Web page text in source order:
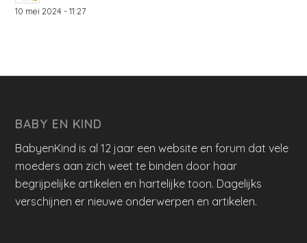
10 mei 2024 - 11:27
BABY EN KIND
BabyenKind is al 12 jaar een website en forum dat vele
moeders aan zich weet te binden door haar
begrijpelijke artikelen en hartelijke toon. Dagelijks
verschijnen er nieuwe onderwerpen en artikelen.